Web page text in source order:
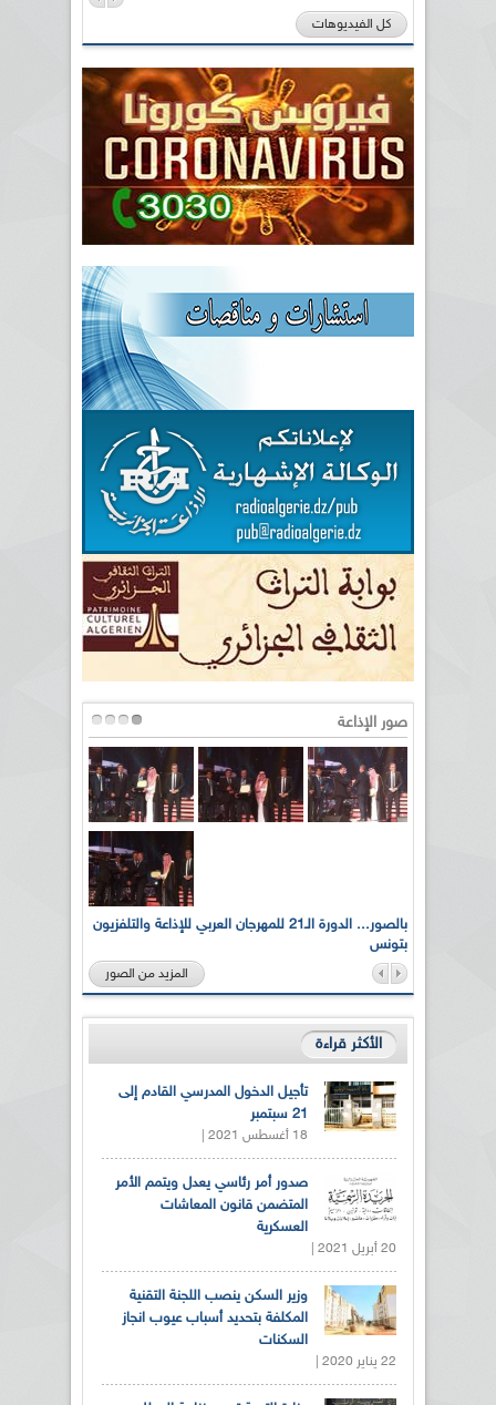
كل الفيديوهات
صور الإذاعة
بالصور... الدورة الـ21 للمهرجان العربي للإذاعة والتلفزيون
بتونس
المزيد من الصور
الأكثر قراءة
تأجيل الدخول المدرسي القادم إلى
21 سبتمبر
18 أغسطس 2021 |
صدور أمر رئاسي يعدل ويتمم الأمر
المتضمن قانون المعاشات
العسكرية
20 أبريل 2021 |
وزير السكن ينصب اللجنة التقنية
المكلفة بتحديد أسباب عيوب انجاز
السكنات
22 يناير 2020 |